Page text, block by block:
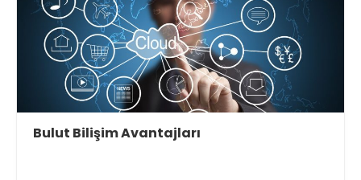
Bulut Bilişim Avantajları